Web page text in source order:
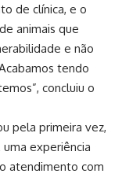
de clínica, e o
animais que
e não
tendo
concluiu o
pela primeira vez,
experiência
atendimento com